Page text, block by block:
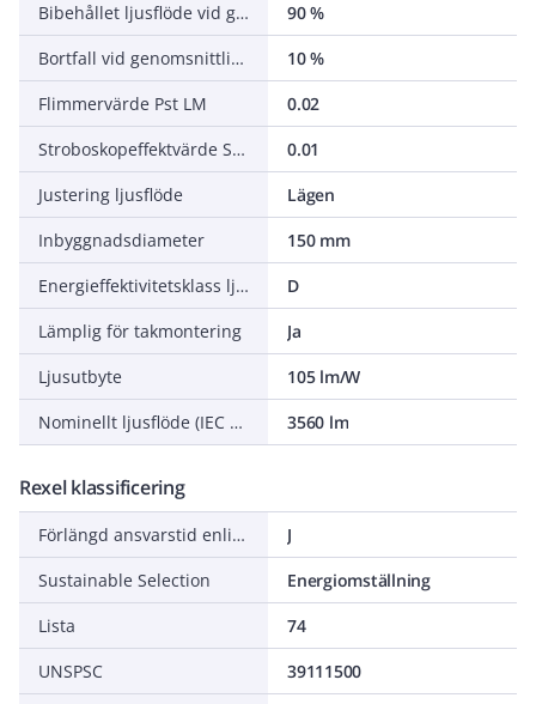
Bibehållet ljusflöde vid genomsnittlig livslängd 100 000 tim (25 °C omgivning)
90 %
Bortfall vid genomsnittlig livslängd 100 000 tim (25 °C omgivning)
10 %
Flimmervärde Pst LM
0.02
Stroboskopeffektvärde SVM
0.01
Justering ljusflöde
Lägen
Inbyggnadsdiameter
150 mm
Energieffektivitetsklass ljuskälla (EU 2019/2015)
D
Lämplig för takmontering
Ja
Ljusutbyte
105 lm/W
Nominellt ljusflöde (IEC 62722-2-1)
3560 lm
Rexel klassificering
Förlängd ansvarstid enligt ALEM-09
J
Sustainable Selection
Energiomställning
Lista
74
UNSPSC
39111500